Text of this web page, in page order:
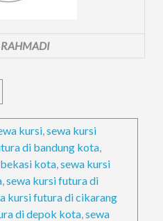
RAHMADI
kursi,sewa kursi
di bandung kota,
kota,sewa kursi
,sewa kursi futura di
kursi futura di cikarang
di depok kota,sewa